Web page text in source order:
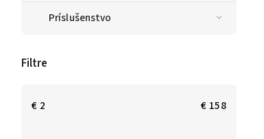
Príslušenstvo
Filtre
€ 2 € 158